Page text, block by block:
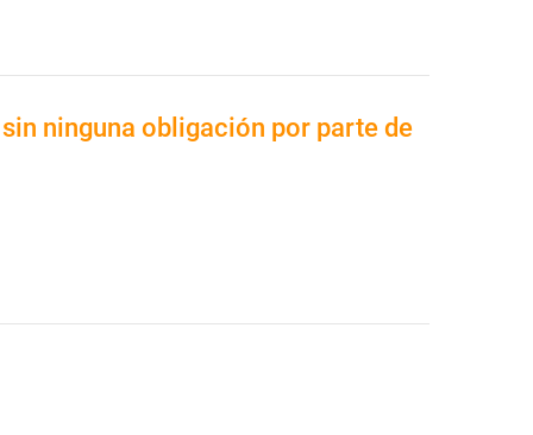
ninguna obligación por parte de